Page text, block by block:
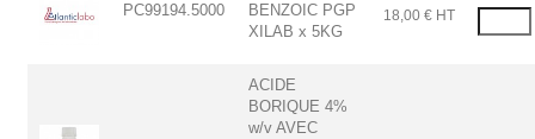
PC99194.5000
BENZOIC PGP
XILAB x 5KG
18,00 € HT
ACIDE
BORIQUE 4%
w/v AVEC